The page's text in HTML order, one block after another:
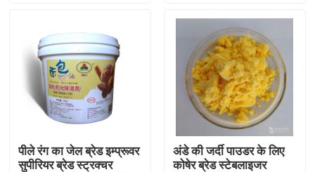
उत्पादों
वीडियो
वीआर शो
पीले रंग का जेल ब्रेड इम्प्रूवर
सुपीरियर ब्रेड स्ट्रक्चर
अंडे की जर्दी पाउडर के लिए
कोषेर ब्रेड स्टेबलाइजर